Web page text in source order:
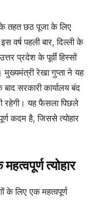
तहत छठ पूजा के लिए
वर्ष पहली बार, दिल्ली के
प्रदेश के पूर्वी हिस्सों
रेखा गुप्ता ने यह
सरकारी कार्यालय बंद
रहेगी। यह फैसला पिछले
कदम है, जिससे त्योहार
त्योहार
के लिए एक महत्वपूर्ण